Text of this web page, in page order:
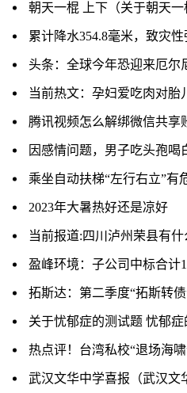
头条：全球今年恐迎来厄尔
2023年大暑热好还是凉好
当前报道:四川泸州荣县有什